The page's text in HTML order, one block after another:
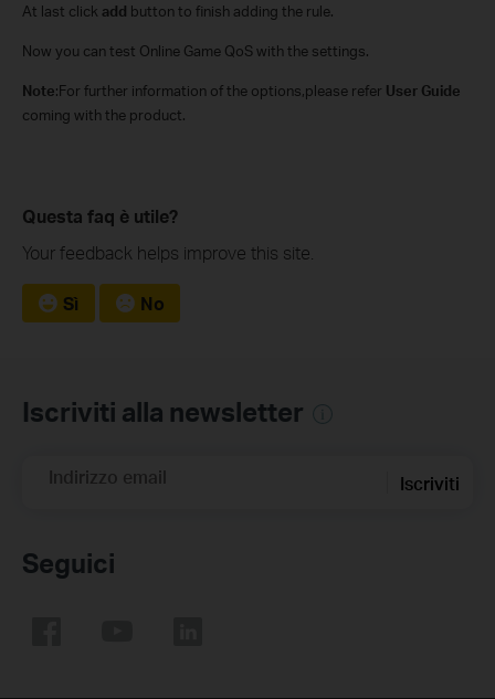
At last click add button to finish adding the rule.
Now you can test Online Game QoS with the settings.
Note:For further information of the options,please refer User Guide
coming with the product.
Questa faq è utile?
Your feedback helps improve this site.
Sì No
Iscriviti alla newsletter
Indirizzo email Iscriviti
Seguici